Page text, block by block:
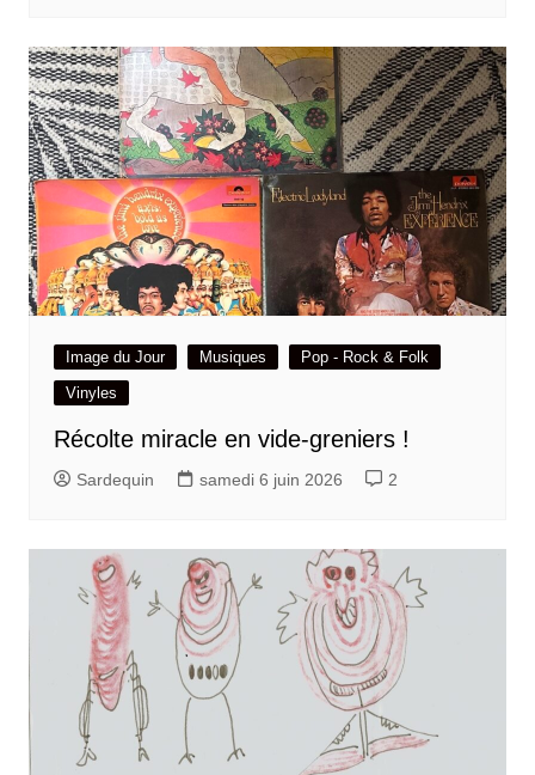
Image du Jour Musiques
Pop - Rock & Folk
Vinyles
Récolte miracle en vide-greniers !
Sardequin samedi 6 juin 2026 2